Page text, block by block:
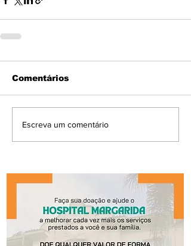
Comentários
Escreva um comentário